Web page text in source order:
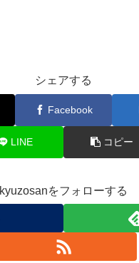
シェアする
Facebook
LINE コピー
kyuzosanをフォローする